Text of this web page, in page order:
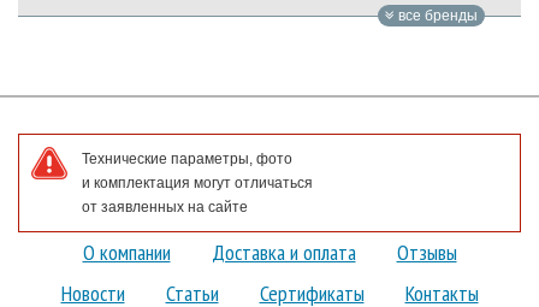
все бренды
Технические параметры, фото
и комплектация могут отличаться
от заявленных на сайте
О компании Доставка и оплата
Отзывы
Новости
Статьи Сертификаты Контакты